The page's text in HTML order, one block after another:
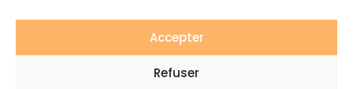
Accepter
Refuser